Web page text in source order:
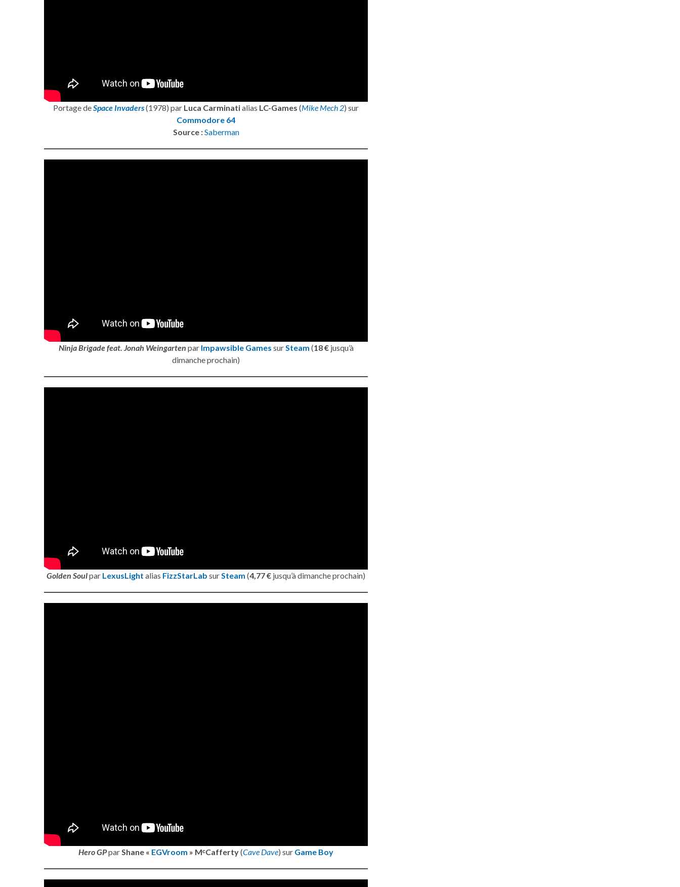
Portage deSpace Invaders(1978) par Luca Carminatialias LC-Games (Mike Mech 2) sur
Commodore 64
Source :Saberman
Ninja Brigade feat. Jonah Weingarten par Impawsible Games surSteam (18 €jusqu’à
dimanche prochain)
Golden Soulpar LexusLight alias FizzStarLab surSteam (4,77 € jusqu’à dimanche prochain)
Hero GPparShane « EGVroom » MᶜCafferty(Cave Dave) sur Game Boy